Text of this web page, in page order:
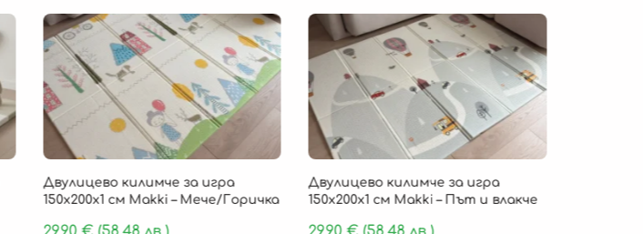
Двулицево килимче за игра
150х200х1 см Makki – Мече/Горичка
Двулицево килимче за игра
150х200х1 см Makki – Път и влакче